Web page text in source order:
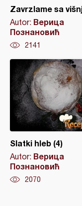
Zavrzlame sa
Autor: Верица
Познановић
2141
Slatki hleb (4)
Autor: Верица
Познановић
2070